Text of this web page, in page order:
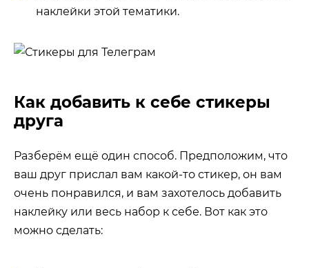
наклейки этой тематики.
Как добавить к себе стикеры
друга
Разберём ещё один способ. Предположим, что
ваш друг прислал вам какой-то стикер, он вам
очень понравился, и вам захотелось добавить
наклейку или весь набор к себе. Вот как это
можно сделать: